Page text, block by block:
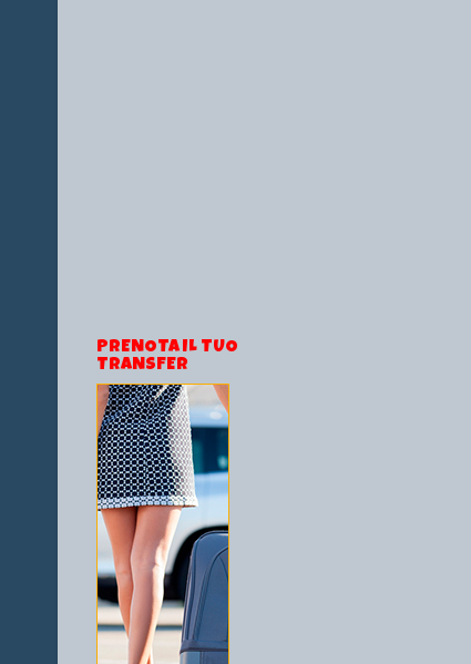
PRENOTA IL TUO
TRANSFER